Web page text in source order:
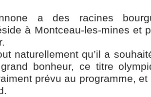
a des racines
à Montceau-les-mines et
naturellement qu’il a
bonheur, ce titre
prévu au programme,